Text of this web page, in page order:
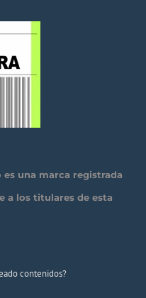
una marca registrada
a los titulares de esta
contenidos?